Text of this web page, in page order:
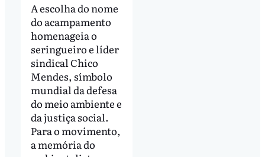
A escolha do nome
do acampamento
homenageia o
seringueiro e líder
sindical Chico
Mendes, símbolo
mundial da defesa
do meio ambiente e
da justiça social.
Para o movimento,
a memória do